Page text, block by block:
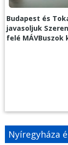
Budapest és
javasoljuk
felé MÁVBuszok
Nyíregyháza